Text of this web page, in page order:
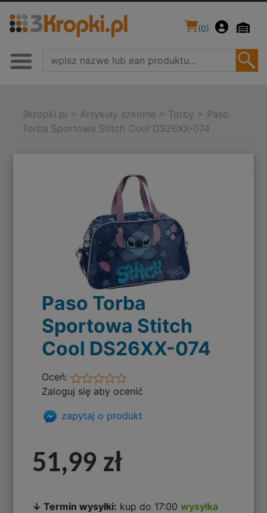
(0)
3kropki.pl > Artykuły szkolne > Torby > Paso
Torba Sportowa Stitch Cool DS26XX-074
Paso Torba
Sportowa Stitch
Cool DS26XX-074
Oceń:
Zaloguj się aby ocenić
zapytaj o produkt
51,99 zł
↓ Termin wysyłki: kup do 17:00wysyłka